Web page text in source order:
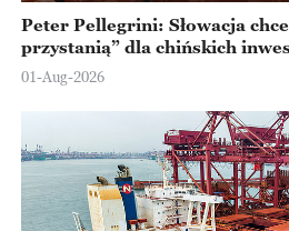
Peter Pellegrini: Słowacja
przystanią” dla chińskich
Europejskiej
01-Aug-2026